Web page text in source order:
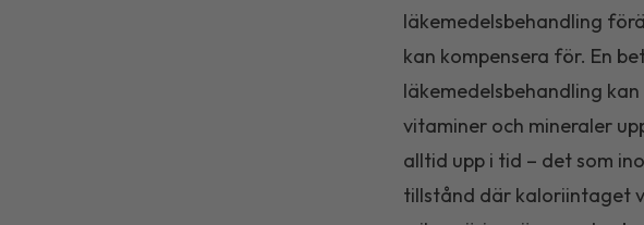
läkemedelsbehandling
kan kompensera för. En
läkemedelsbehandling
vitaminer och mineraler
alltid upp i tid – det som
tillstånd där kaloriintaget